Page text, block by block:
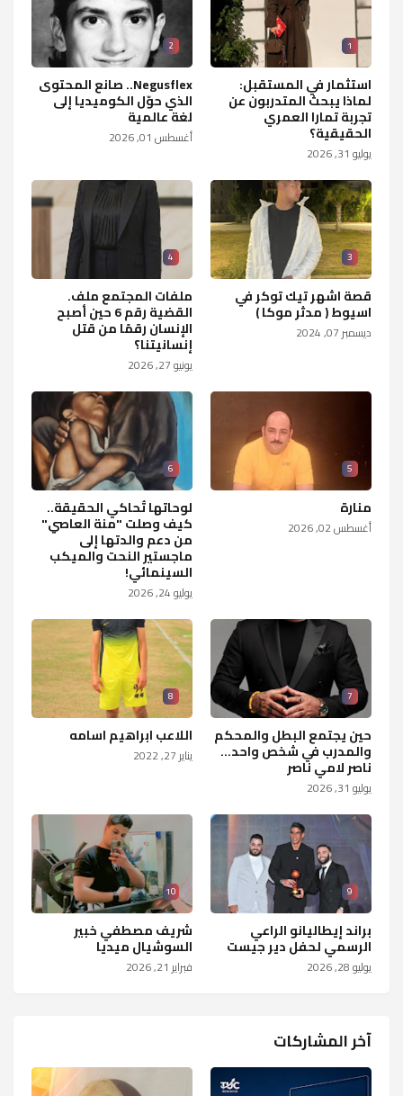
1
استثمار في المستقبل:
لماذا يبحث المتدربون عن
تجربة تمارا العمري
الحقيقية؟
يوليو 31, 2026
2
Negusflex.. صانع المحتوى
الذي حوّل الكوميديا إلى
لغة عالمية
أغسطس 01, 2026
3
قصة اشهر تيك توكر في
اسيوط ( مدثر موكا )
ديسمبر 07, 2024
4
ملفات المجتمع ملف.
القضية رقم 6 حين أصبح
الإنسان رقمًا من قتل
إنسانيتنا؟
يونيو 27, 2026
5
منارة
أغسطس 02, 2026
6
لوحاتها تُحاكي الحقيقة..
كيف وصلت "منة العاصي"
من دعم والدتها إلى
ماجستير النحت والميكب
السينمائي!
يوليو 24, 2026
7
حين يجتمع البطل والمحكم
والمدرب في شخص واحد...
ناصر لامي ناصر
يوليو 31, 2026
8
اللاعب ابراهيم اسامه
يناير 27, 2022
9
براند إيطاليانو الراعي
الرسمي لحفل دير جيست
يوليو 28, 2026
10
شريف مصطفي خبير
السوشيال ميديا
فبراير 21, 2026
آخر المشاركات